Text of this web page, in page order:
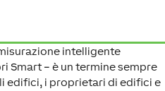
intelligente
Smart – è un termine sempre
edifici, i proprietari di edifici e